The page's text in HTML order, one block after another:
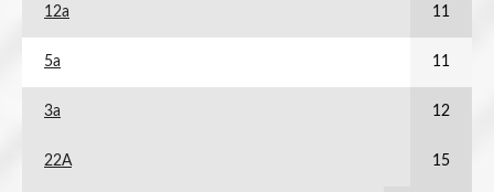
12а 11
5а 11
3а 12
22А 15